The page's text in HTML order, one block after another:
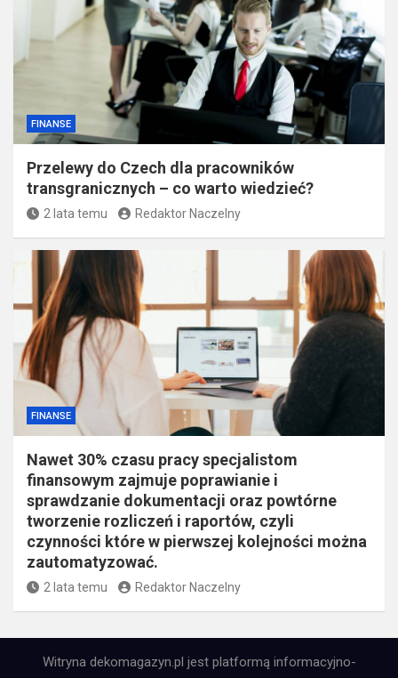
FINANSE
Przelewy do Czech dla pracowników
transgranicznych – co warto wiedzieć?
2 lata temu Redaktor Naczelny
FINANSE
Nawet 30% czasu pracy specjalistom
finansowym zajmuje poprawianie i
sprawdzanie dokumentacji oraz powtórne
tworzenie rozliczeń i raportów, czyli
czynności które w pierwszej kolejności można
zautomatyzować.
2 lata temu Redaktor Naczelny
Witryna dekomagazyn.pl jest platformą informacyjno-